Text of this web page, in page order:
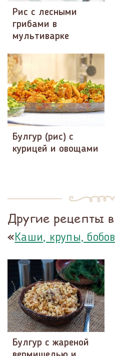
Рис с лесными
грибами в
мультиварке
Булгур (рис) с
курицей и овощами
Другие рецепты
«Каши, крупы,
Булгур с жареной